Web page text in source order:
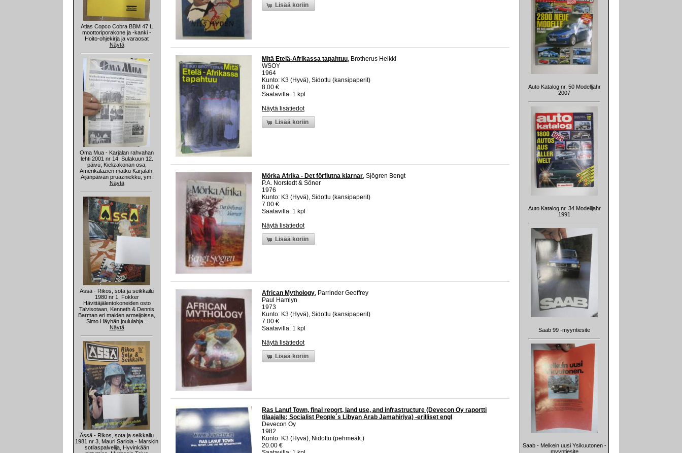
Atlas Copco Cobra BBM 47 L
moottoriporakone ja -kanki -
Hoito-ohjekirja ja varaosat
Näytä
Oma Mua - Karjalan rahvahan
lehti 2001 nr 14, Sulakuun 12.
päivü; Kielizakonan osa,
Amerikalazien matku Karjalah,
Äijänpäivän pruazniekku, ym.
Näytä
Ässä - Rikos, sota ja seikkailu
1980 nr 1, Fokker
Hävittäjälentokoneiden osto
Talvisotaan, Kenneth & Dennis
Barman eri maiden armeijoissa,
Simo Häyhän joululahja...
Näytä
Ässä - Rikos, sota ja seikkailu
1981 nr 3, Mauri Sariola - Marskin
sotilaspalvelija, Hyvinkään
Lisää koriin
Mitä Etelä-Afrikassa tapahtuu, Brotherus Heikki
WSOY
1964
Kunto: K3 (Hyvä), Sidottu (kansipaperit)
8.00 €
Saatavilla: 1 kpl
Näytä lisätiedot
Lisää koriin
Mörka Afrika - Det förflutna klarnar, Sjögren Bengt
P.A. Norstedt & Söner
1976
Kunto: K3 (Hyvä), Sidottu (kansipaperit)
7.00 €
Saatavilla: 1 kpl
Näytä lisätiedot
Lisää koriin
African Mythology, Parrinder Geoffrey
Paul Hamlyn
1973
Kunto: K3 (Hyvä), Sidottu (kansipaperit)
7.00 €
Saatavilla: 1 kpl
Näytä lisätiedot
Lisää koriin
Ras Lanuf Town, final report, land use, and infrastructure (Devecon Oy raportti
tilaajalle; Socialist People´s Libyan Arab Jamahiriya) -erilliset engl
Devecon Oy
1982
Kunto: K3 (Hyvä), Nidottu (pehmeäk.)
20.00 €
Auto Katalog nr. 50 Modelljahr
2007
Auto Katalog nr. 34 Modelljahr
1991
Saab 99 -myyntiesite
Saab - Melkein uusi Ysikuutonen -
myyntiesite